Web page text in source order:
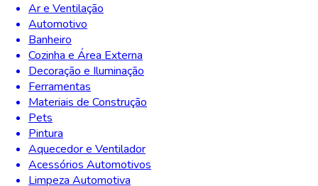
Ar e Ventilação
Automotivo
Banheiro
Cozinha e Área Externa
Decoração e Iluminação
Ferramentas
Materiais de Construção
Pets
Pintura
Aquecedor e Ventilador
Acessórios Automotivos
Limpeza Automotiva